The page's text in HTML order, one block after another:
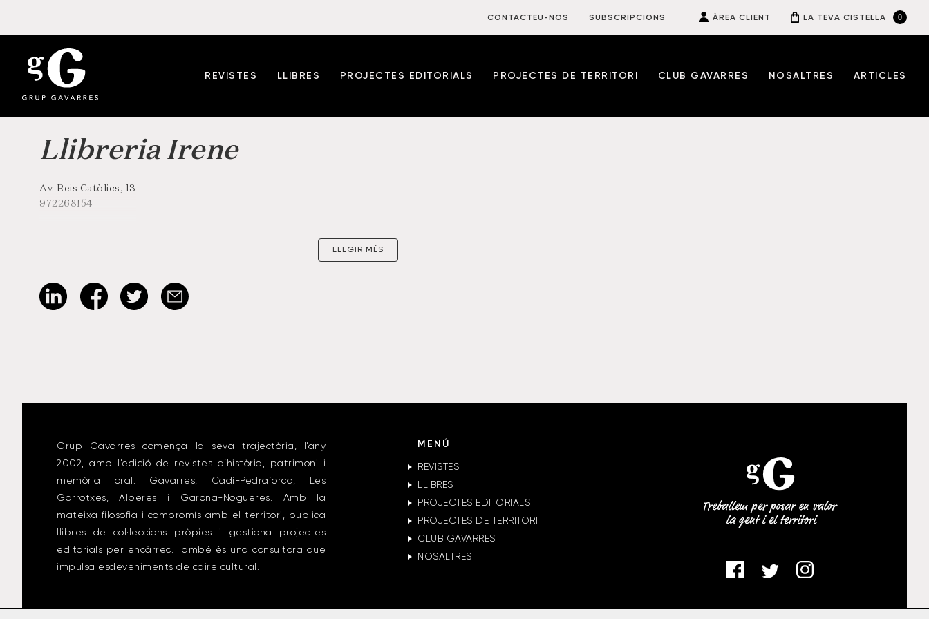
CONTACTEU-NOS SUBSCRIPCIONS ÀREA CLIENT LA TEVA CISTELLA 0
REVISTES LLIBRES PROJECTES EDITORIALS PROJECTES DE TERRITORI CLUB GAVARRES NOSALTRES ARTICLES
Llibreria Irene
Av. Reis Catòlics, 13
972268154
LLEGIR MÉS
Grup Gavarres comença la seva trajectòria, l’any
2002, amb l’edició de revistes d’història, patrimoni i
memòria oral: Gavarres, Cadí-Pedraforca, Les
Garrotxes, Alberes i Garona-Nogueres. Amb la
mateixa filosofia i compromís amb el territori, publica
llibres de col·leccions pròpies i gestiona projectes
editorials per encàrrec. També és una consultora que
impulsa esdeveniments de caire cultural.
MENÚ
REVISTES
LLIBRES
PROJECTES EDITORIALS
PROJECTES DE TERRITORI
CLUB GAVARRES
NOSALTRES